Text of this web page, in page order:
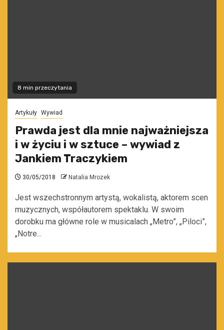
8 min przeczytania
Artykuły Wywiad
Prawda jest dla mnie najważniejsza
i w życiu i w sztuce – wywiad z
Jankiem Traczykiem
30/05/2018 Natalia Mrozek
Jest wszechstronnym artystą, wokalistą, aktorem scen
muzycznych, współautorem spektaklu. W swoim
dorobku ma główne role w musicalach „Metro”, „Piloci”,
„Notre...